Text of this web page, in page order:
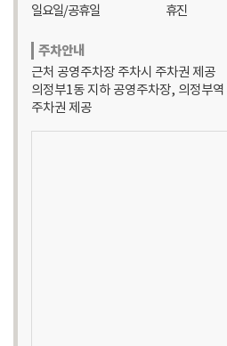
일요일/공휴일
휴진
주차안내
근처 공영주차장 주차시 주차권 제공
의정부1동 지하 공영주차장, 의정부
주차권 제공